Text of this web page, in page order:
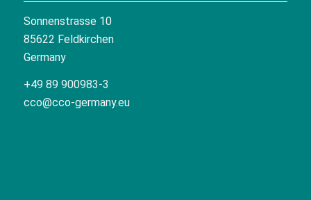
Sonnenstrasse 10
85622 Feldkirchen
Germany
+49 89 900983-3
cco@cco-germany.eu